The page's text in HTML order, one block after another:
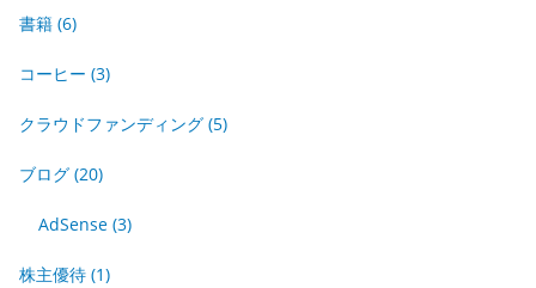
書籍 (6)
コーヒー (3)
クラウドファンディング (5)
ブログ (20)
AdSense (3)
株主優待 (1)